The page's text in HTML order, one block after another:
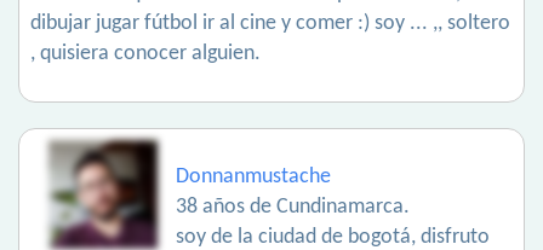
dibujar jugar fútbol ir al cine y comer :) soy ... ,, soltero
, quisiera conocer alguien.
Donnanmustache
38 años de Cundinamarca.
soy de la ciudad de bogotá, disfruto